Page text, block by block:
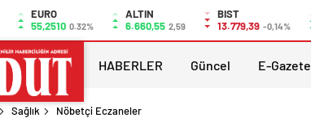
EURO
55,2510 0.32%
ALTIN
6.660,55 2,59
BIST
13.779,39 -0,14%
HABERLER Güncel E-Gazete
Sağlık Nöbetçi Eczaneler